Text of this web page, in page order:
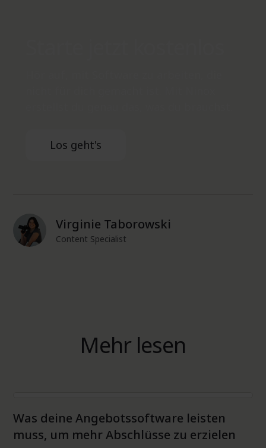
Los geht's
Virginie Taborowski
Content Specialist
Mehr lesen
Was deine Angebotssoftware leisten
muss, um mehr Abschlüsse zu erzielen